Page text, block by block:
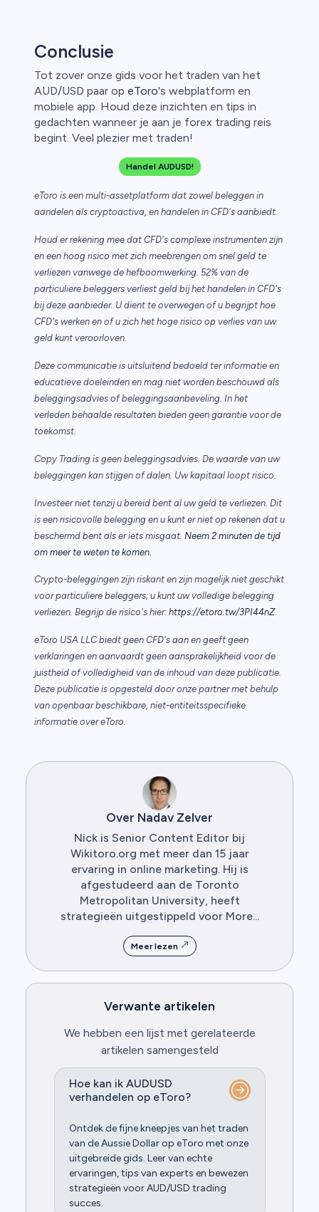
Conclusie
Tot zover onze gids voor het traden van het
AUD/USD paar op eToro's webplatform en
mobiele app. Houd deze inzichten en tips in
gedachten wanneer je aan je forex trading reis
begint. Veel plezier met traden!
Handel AUDUSD!
eToro is een multi-assetplatform dat zowel beleggen in
aandelen als cryptoactiva, en handelen in CFD's aanbiedt.
Houd er rekening mee dat CFD's complexe instrumenten zijn
en een hoog risico met zich meebrengen om snel geld te
verliezen vanwege de hefboomwerking. 52% van de
particuliere beleggers verliest geld bij het handelen in CFD's
bij deze aanbieder. U dient te overwegen of u begrijpt hoe
CFD's werken en of u zich het hoge risico op verlies van uw
geld kunt veroorloven.
Deze communicatie is uitsluitend bedoeld ter informatie en
educatieve doeleinden en mag niet worden beschouwd als
beleggingsadvies of beleggingsaanbeveling. In het
verleden behaalde resultaten bieden geen garantie voor de
toekomst.
Copy Trading is geen beleggingsadvies. De waarde van uw
beleggingen kan stijgen of dalen. Uw kapitaal loopt risico.
Investeer niet tenzij u bereid bent al uw geld te verliezen. Dit
is een risicovolle belegging en u kunt er niet op rekenen dat u
beschermd bent als er iets misgaat. Neem 2 minuten de tijd
om meer te weten te komen.
Crypto-beleggingen zijn riskant en zijn mogelijk niet geschikt
voor particuliere beleggers; u kunt uw volledige belegging
verliezen. Begrijp de risico's hier: https://etoro.tw/3PI44nZ.
eToro USA LLC biedt geen CFD's aan en geeft geen
verklaringen en aanvaardt geen aansprakelijkheid voor de
juistheid of volledigheid van de inhoud van deze publicatie.
Deze publicatie is opgesteld door onze partner met behulp
van openbaar beschikbare, niet-entiteitsspecifieke
informatie over eToro.
Over Nadav Zelver
Nick is Senior Content Editor bij
Wikitoro.org met meer dan 15 jaar
ervaring in online marketing. Hij is
afgestudeerd aan de Toronto
Metropolitan University, heeft
strategieën uitgestippeld voor More...
Meer lezen
Verwante artikelen
We hebben een lijst met gerelateerde
artikelen samengesteld
Hoe kan ik AUDUSD
verhandelen op eToro?
Ontdek de fijne kneepjes van het traden
van de Aussie Dollar op eToro met onze
uitgebreide gids. Leer van echte
ervaringen, tips van experts en bewezen
strategieën voor AUD/USD trading
succes.